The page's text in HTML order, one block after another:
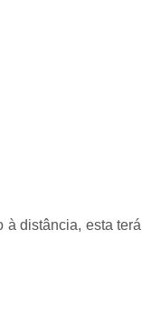
à distância, esta terá